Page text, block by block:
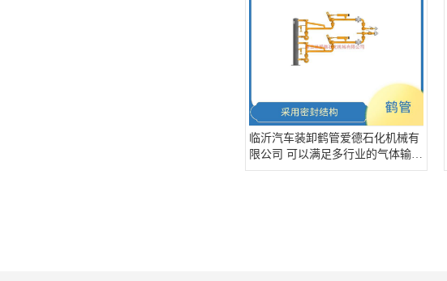
临沂汽车装卸鹤管爱德石化机械有
限公司 可以满足多行业的气体输送
需求